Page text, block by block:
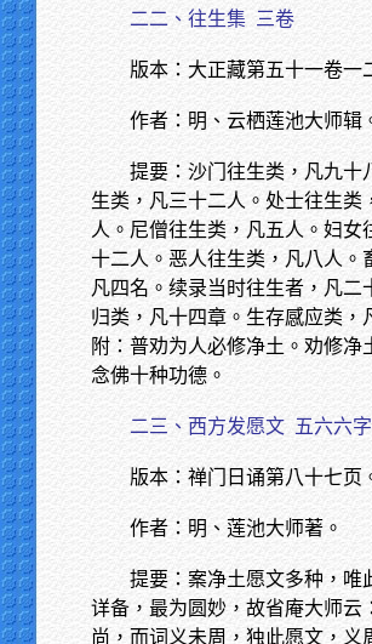
二二、往生集 三卷
版本：大正藏第五十一卷一
作者：明、云栖莲池大师辑
提要：沙门往生类，凡九十
生类，凡三十二人。处士往生类
人。尼僧往生类，凡五人。妇女
十二人。恶人往生类，凡八人。
凡四名。续录当时往生者，凡二
归类，凡十四章。生存感应类，
附：普劝为人必修净土。劝修净
念佛十种功德。
二三、西方发愿文 五六六字
版本：禅门日诵第八十七页
作者：明、莲池大师著。
提要：案净土愿文多种，唯
详备，最为圆妙，故省庵大师云
尚，而词义未周，独此愿文，义